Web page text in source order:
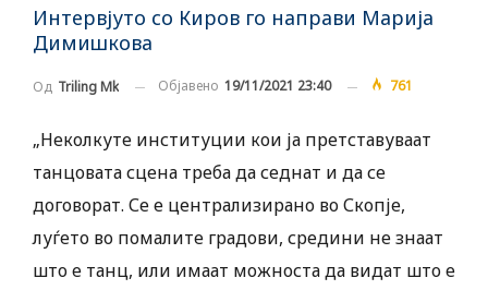
Интервјуто со Киров го направи Марија
Димишкова
Од Triling Mk Објавено 19/11/2021 23:40 761
„Неколкуте институции кои ја претставуваат
танцовата сцена треба да седнат и да се
договорат. Се е централизирано во Скопје,
луѓето во помалите градови, средини не знаат
што е танц, или имаат можноста да видат што е